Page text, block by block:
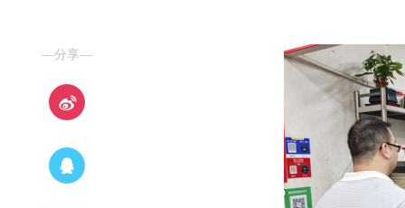
—分享—